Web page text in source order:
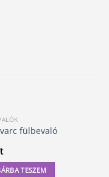
fülbevaló
TESZEM